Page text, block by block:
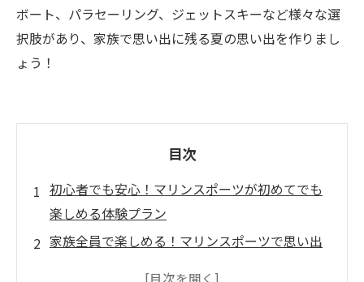
ボート、パラセーリング、ジェットスキーなど様々な選
択肢があり、家族で思い出に残る夏の思い出を作りまし
ょう！
目次
初心者でも安心！マリンスポーツが初めてでも
楽しめる体験プラン
家族全員で楽しめる！マリンスポーツで思い出